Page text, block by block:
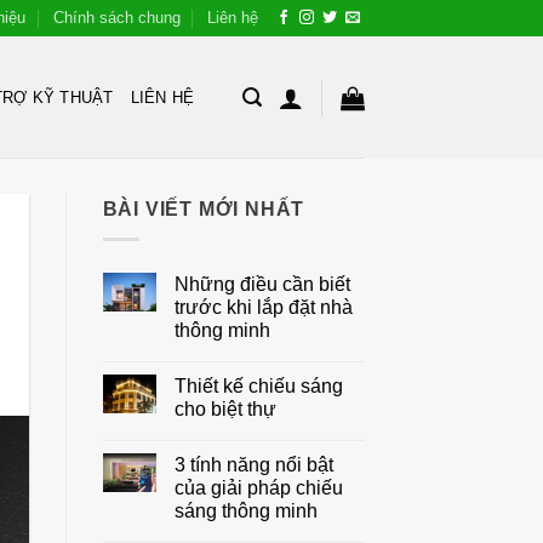
Chính sách chung Liên hệ
KỸ THUẬT LIÊN HỆ
BÀI VIẾT MỚI NHẤT
Những điều cần biết
trước khi lắp đặt nhà
thông minh
bình
luận
ở
cần
biết
trước
khi
Thiết kế chiếu sáng
cho biệt thự
bình
luận
ở
Thiết
3 tính năng nổi bật
của giải pháp chiếu
sáng thông minh